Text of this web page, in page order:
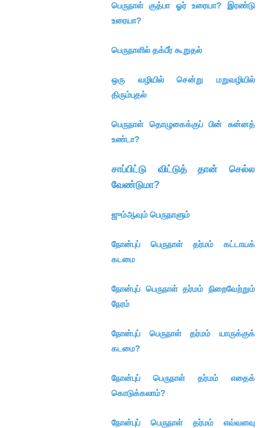
பெருநாள் குத்பா ஓர் உரையா? இரண்டு
உரையா?
பெருநாளில் தக்பீர் கூறுதல்
ஒரு வழியில் சென்று மறுவழியில்
திரும்புதல்
பெருநாள் தொழுகைக்குப் பின் சுன்னத்
உண்டா?
சாப்பிட்டு விட்டுத் தான் செல்ல
வேண்டுமா?
ஜும்ஆவும் பெருநாளும்
நோன்புப் பெருநாள் தர்மம் கட்டாயக்
கடமை
நோன்புப் பெருநாள் தர்மம் நிறைவேற்றும்
நேரம்
நோன்புப் பெருநாள் தர்மம் யாருக்குக்
கடமை?
நோன்புப் பெருநாள் தர்மம் எதைக்
கொடுக்கலாம்?
நோன்புப் பெருநாள் தர்மம் எவ்வளவு